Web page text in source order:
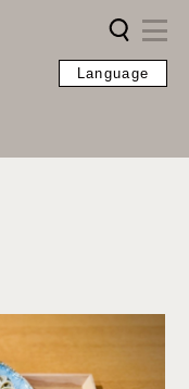
Language